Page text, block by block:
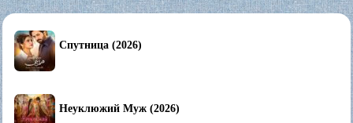
Спутница (2026)
Неуклюжий Муж (2026)